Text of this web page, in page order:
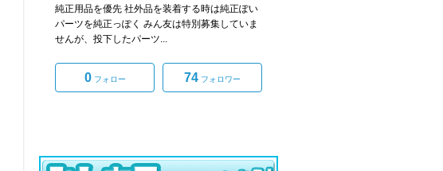
純正用品を優先 社外品を装着する時は純正ぽい
パーツを純正っぽく みん友は特別募集していま
せんが、投下したパーツ...
0フォロー 74 フォロワー